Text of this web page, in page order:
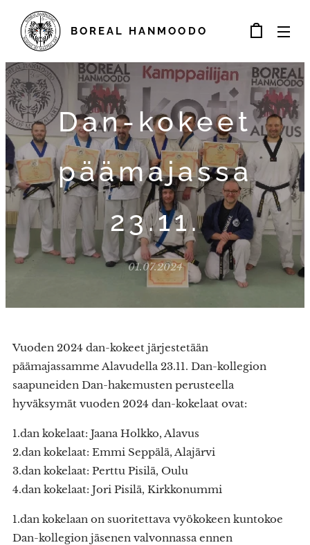
BOREAL HANMOODO
Dan-kokeet
päämajassa
23.11.
01.07.2024
Vuoden 2024 dan-kokeet järjestetään
päämajassamme Alavudella 23.11. Dan-kollegion
saapuneiden Dan-hakemusten perusteella
hyväksymät vuoden 2024 dan-kokelaat ovat:
1.dan kokelaat: Jaana Holkko, Alavus
2.dan kokelaat: Emmi Seppälä, Alajärvi
3.dan kokelaat: Perttu Pisilä, Oulu
4.dan kokelaat: Jori Pisilä, Kirkkonummi
1.dan kokelaan on suoritettava vyökokeen kuntokoe
Dan-kollegion jäsenen valvonnassa ennen